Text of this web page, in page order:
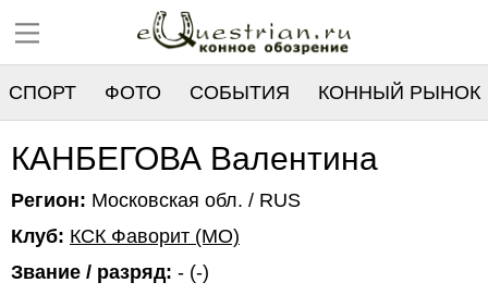
СПОРТ ФОТО СОБЫТИЯ КОННЫЙ РЫНОК
РЕЕСТР
КАНБЕГОВА Валентина
Регион: Московская обл. / RUS
Клуб: КСК Фаворит (МО)
Звание / разряд: - (-)